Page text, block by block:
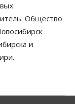
Общество
и